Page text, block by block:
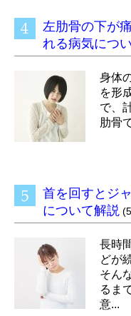
左肋骨の下が
れる病気につ
身体
を形
で、
肋骨
首を回すとジ
について解説
長時
どが
そん
るま
意...